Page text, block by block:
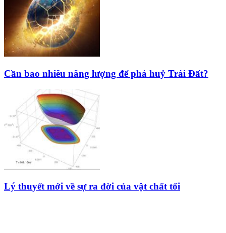
Cần bao nhiêu năng lượng để phá huỷ Trái Đất?
Lý thuyết mới về sự ra đời của vật chất tối